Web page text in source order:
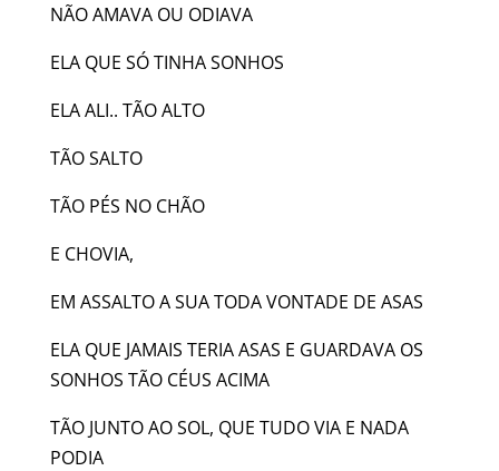
NÃO AMAVA OU ODIAVA
ELA QUE SÓ TINHA SONHOS
ELA ALI.. TÃO ALTO
TÃO SALTO
TÃO PÉS NO CHÃO
E CHOVIA,
EM ASSALTO A SUA TODA VONTADE DE ASAS
ELA QUE JAMAIS TERIA ASAS E GUARDAVA OS
SONHOS TÃO CÉUS ACIMA
TÃO JUNTO AO SOL, QUE TUDO VIA E NADA
PODIA